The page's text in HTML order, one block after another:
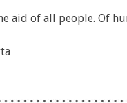
aid of all people. Of